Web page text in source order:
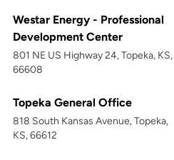
Westar Energy - Professional
Development Center
801 NE US Highway 24, Topeka, KS,
66608
Topeka General Office
818 South Kansas Avenue, Topeka,
KS, 66612